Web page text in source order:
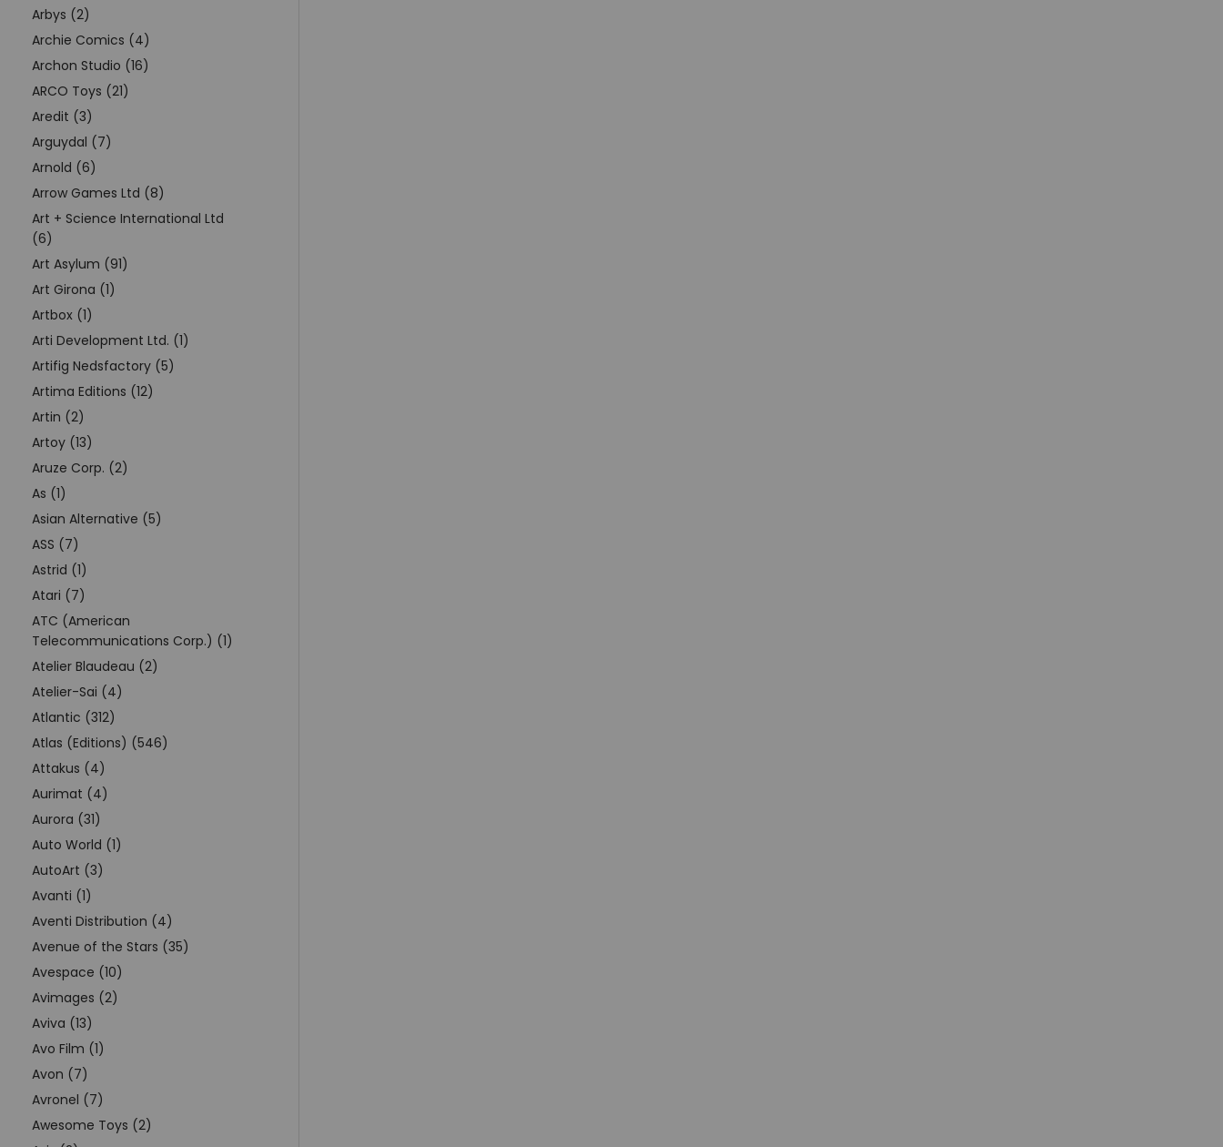
Arbys (2)
Archie Comics (4)
Archon Studio (16)
ARCO Toys (21)
Aredit (3)
Arguydal (7)
Arnold (6)
Arrow Games Ltd (8)
Art + Science International Ltd
(6)
Art Asylum (91)
Art Girona (1)
Artbox (1)
Arti Development Ltd. (1)
Artifig Nedsfactory (5)
Artima Editions (12)
Artin (2)
Artoy (13)
Aruze Corp. (2)
As (1)
Asian Alternative (5)
ASS (7)
Astrid (1)
Atari (7)
ATC (American
Telecommunications Corp.) (1)
Atelier Blaudeau (2)
Atelier-Sai (4)
Atlantic (312)
Atlas (Editions) (546)
Attakus (4)
Aurimat (4)
Aurora (31)
Auto World (1)
AutoArt (3)
Avanti (1)
Aventi Distribution (4)
Avenue of the Stars (35)
Avespace (10)
Avimages (2)
Aviva (13)
Avo Film (1)
Avon (7)
Avronel (7)
Awesome Toys (2)